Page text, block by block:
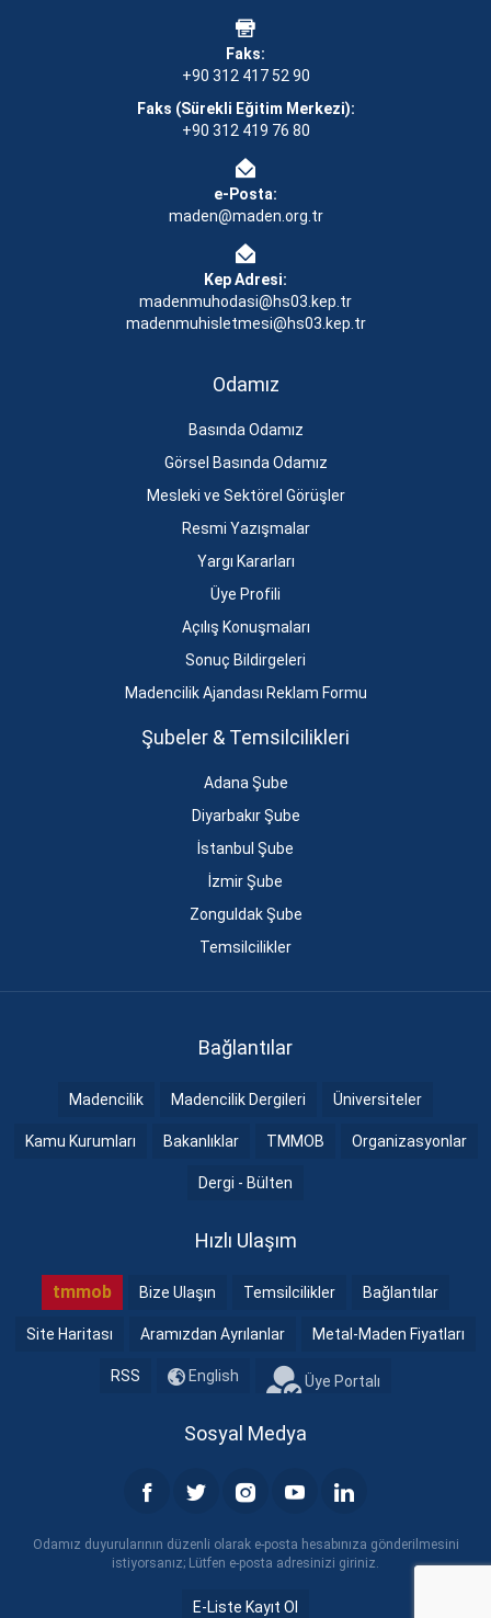
Faks:
+90 312 417 52 90
Faks (Sürekli Eğitim Merkezi):
+90 312 419 76 80
e-Posta:
maden@maden.org.tr
Kep Adresi:
madenmuhodasi@hs03.kep.tr
madenmuhisletmesi@hs03.kep.tr
Odamız
Basında Odamız
Görsel Basında Odamız
Mesleki ve Sektörel Görüşler
Resmi Yazışmalar
Yargı Kararları
Üye Profili
Açılış Konuşmaları
Sonuç Bildirgeleri
Madencilik Ajandası Reklam Formu
Şubeler & Temsilcilikleri
Adana Şube
Diyarbakır Şube
İstanbul Şube
İzmir Şube
Zonguldak Şube
Temsilcilikler
Bağlantılar
Madencilik Madencilik Dergileri Üniversiteler
Kamu Kurumları Bakanlıklar TMMOB Organizasyonlar
Dergi - Bülten
Hızlı Ulaşım
tmmob Bize Ulaşın Temsilcilikler Bağlantılar
Site Haritası Aramızdan Ayrılanlar Metal-Maden Fiyatları
RSS English Üye Portalı
Sosyal Medya
Odamız duyurularının düzenli olarak e-posta hesabınıza gönderilmesini
istiyorsanız; Lütfen e-posta adresinizi giriniz.
E-Liste Kayıt Ol